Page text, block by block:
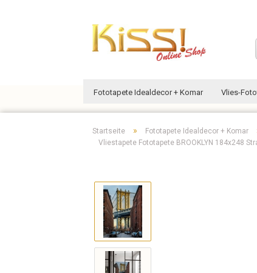
Fototapete Idealdecor + Komar Vlies-
Startseite » Fototapete Idealdecor + Komar
Vliestapete Fototapete BROOKLYN 184x248